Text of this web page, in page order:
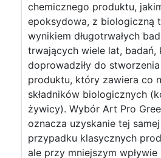
chemicznego produktu,
epoksydowa, z biologiczną
wynikiem długotrwałych
trwających wiele lat, badań,
doprowadziły do
produktu, który zawiera co
składników biologicznych
żywicy). Wybór Art Pro
oznacza uzyskanie tej
przypadku klasycznych
ale przy mniejszym